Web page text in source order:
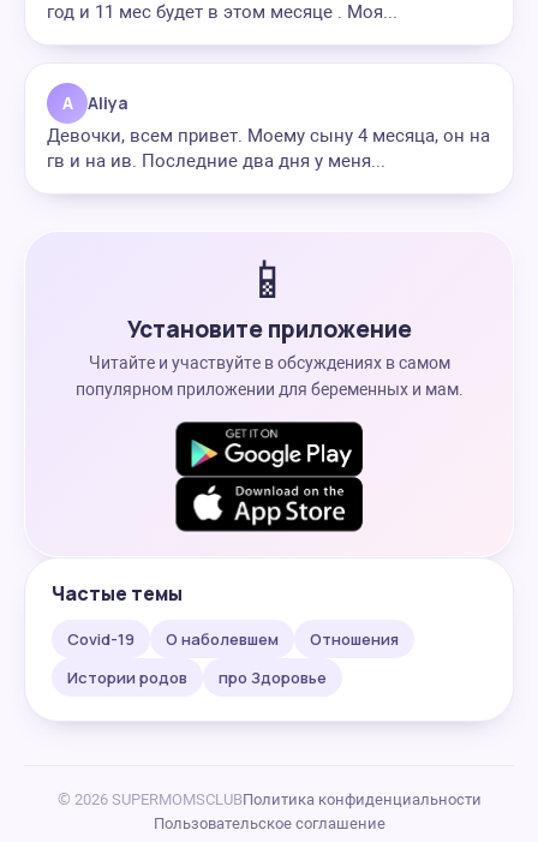
год и 11 мес будет в этом месяце . Моя...
A Aliya
Девочки, всем привет. Моему сыну 4 месяца, он на
гв и на ив. Последние два дня у меня...
📱
Установите приложение
Читайте и участвуйте в обсуждениях в самом
популярном приложении для беременных и мам.
Частые темы
Covid-19 О наболевшем
Отношения
Истории родов
про Здоровье
© 2026 SUPERMOMSCLUBПолитика конфиденциальности
Пользовательское соглашение